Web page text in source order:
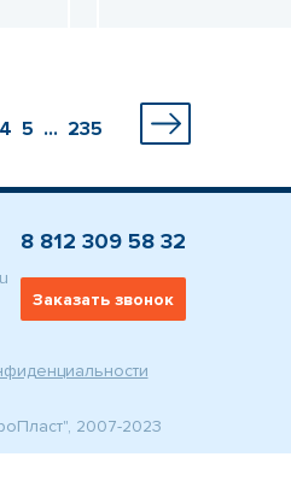
4 5 ... 235
8 812 309 58 32
Заказать звонок
2007-2023